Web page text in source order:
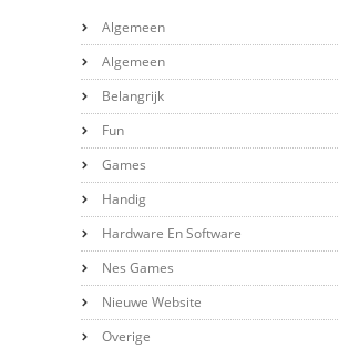
Algemeen
Algemeen
Belangrijk
Fun
Games
Handig
Hardware En Software
Nes Games
Nieuwe Website
Overige